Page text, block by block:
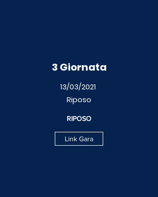
3 Giornata
RIPOSO
13/03/2021
Riposo
Link Gara